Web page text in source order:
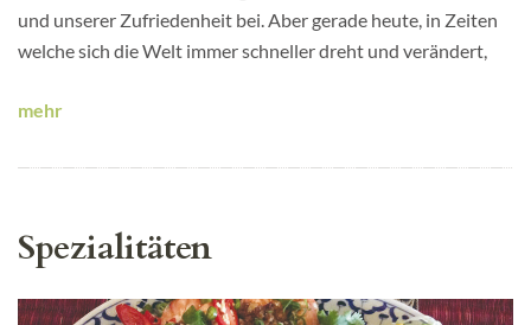
und unserer Zufriedenheit bei. Aber gerade heute, in Zeiten
welche sich die Welt immer schneller dreht und verändert,
mehr
Spezialitäten